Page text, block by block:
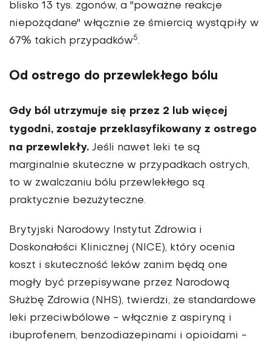
blisko 13 tys. zgonów, a "poważne reakcje
niepożądane" włącznie ze śmiercią wystąpiły w
67% takich przypadków5.
Od ostrego do przewlekłego bólu
Gdy ból utrzymuje się przez 2 lub więcej
tygodni, zostaje przeklasyfikowany z ostrego
na przewlekły. Jeśli nawet leki te są
marginalnie skuteczne w przypadkach ostrych,
to w zwalczaniu bólu przewlekłego są
praktycznie bezużyteczne.
Brytyjski Narodowy Instytut Zdrowia i
Doskonałości Klinicznej (NICE), który ocenia
koszt i skuteczność leków zanim będą one
mogły być przepisywane przez Narodową
Służbę Zdrowia (NHS), twierdzi, że standardowe
leki przeciwbólowe - włącznie z aspiryną i
ibuprofenem, benzodiazepinami i opioidami -